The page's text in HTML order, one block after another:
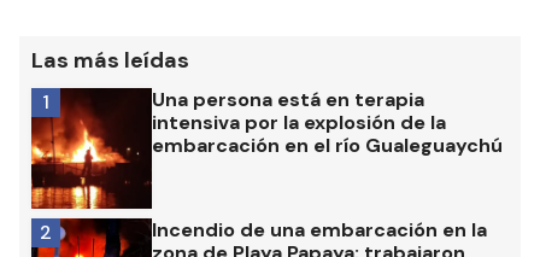
Las más leídas
Una persona está en terapia
intensiva por la explosión de la
embarcación en el río Gualeguaychú
1
Incendio de una embarcación en la
2